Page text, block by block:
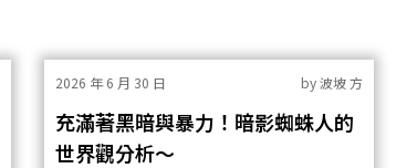
2026 年 6 月 30 日 by波坡 方
充滿著黑暗與暴力！暗影蜘蛛人的
世界觀分析～